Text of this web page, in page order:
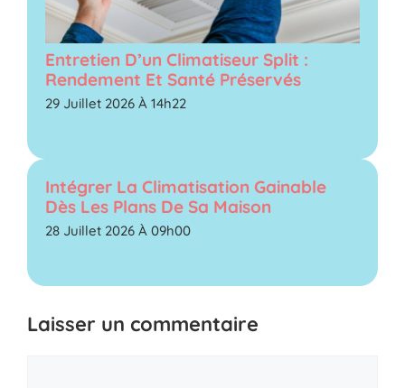
Entretien D’un Climatiseur Split :
Rendement Et Santé Préservés
29 Juillet 2026 À 14h22
Intégrer La Climatisation Gainable
Dès Les Plans De Sa Maison
28 Juillet 2026 À 09h00
Laisser un commentaire